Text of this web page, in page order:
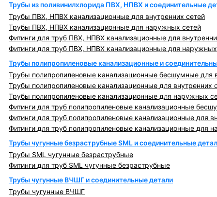
Трубы из поливинилхлорида ПВХ, НПВХ и соединительные
Трубы ПВХ, НПВХ канализационные для внутренних сетей
Трубы ПВХ, НПВХ канализационные для наружных сетей
Фитинги для труб ПВХ, НПВХ канализационные для
Фитинги для труб ПВХ, НПВХ канализационные для
Трубы полипропиленовые канализационные и
Трубы полипропиленовые канализационные бесшумные для
Трубы полипропиленовые канализационные для внутренних
Трубы полипропиленовые канализационные для наружных
Фитинги для труб полипропиленовые канализационные
Фитинги для труб полипропиленовые канализационные для
Фитинги для труб полипропиленовые канализационные для
Трубы чугунные безраструбные SML и соединительные
Трубы SML чугунные безраструбные
Фитинги для труб SML чугунные безраструбные
Трубы чугунные ВЧШГ и соединительные детали
Трубы чугунные ВЧШГ